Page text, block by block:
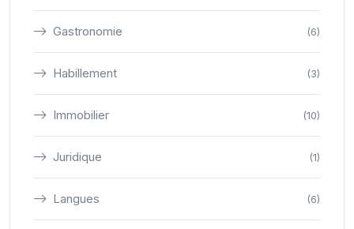
Gastronomie (6)
Habillement (3)
Immobilier (10)
Juridique (1)
Langues (6)